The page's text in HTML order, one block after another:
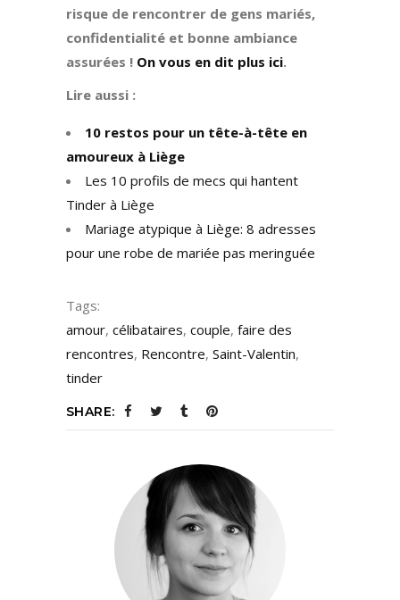
risque de rencontrer de gens mariés,
confidentialité et bonne ambiance
assurées ! On vous en dit plus ici.
Lire aussi :
10 restos pour un tête-à-tête en
amoureux à Liège
Les 10 profils de mecs qui hantent
Tinder à Liège
Mariage atypique à Liège: 8 adresses
pour une robe de mariée pas meringuée
Tags:
amour, célibataires, couple, faire des
rencontres, Rencontre, Saint-Valentin,
tinder
SHARE: